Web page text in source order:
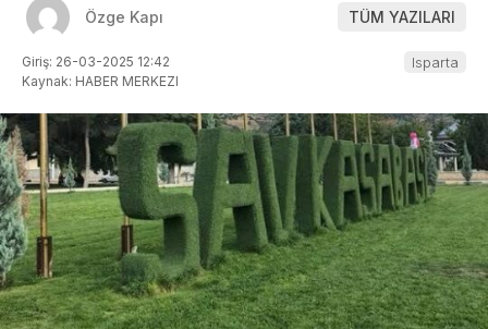
Özge Kapı TÜM YAZILARI
Giriş: 26-03-2025 12:42
Kaynak: HABER MERKEZI
Isparta